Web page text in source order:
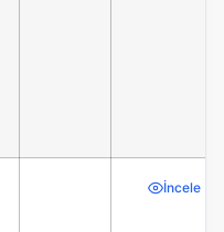
İncele